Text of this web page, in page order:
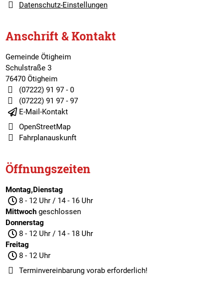
Datenschutz-Einstellungen
Anschrift & Kontakt
Gemeinde Ötigheim
Schulstraße 3
76470 Ötigheim
(07222) 91 97 - 0
(07222) 91 97 - 97
E-Mail-Kontakt
OpenStreetMap
Fahrplanauskunft
Öffnungszeiten
Montag,Dienstag
8 - 12 Uhr / 14 - 16 Uhr
Mittwochgeschlossen
Donnerstag
8 - 12 Uhr / 14 - 18 Uhr
Freitag
8 - 12 Uhr
Terminvereinbarungvorab erforderlich!